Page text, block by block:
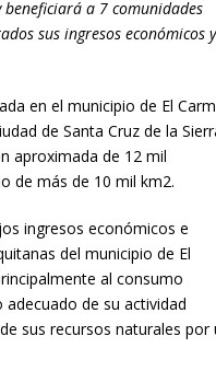
a 7 comunidades
sus ingresos económicos y
en el municipio de El
de Santa Cruz de la
aproximada de 12 mil
de más de 10 mil km2.
ingresos económicos e
del municipio de El
al consumo
de su actividad
sus recursos naturales por